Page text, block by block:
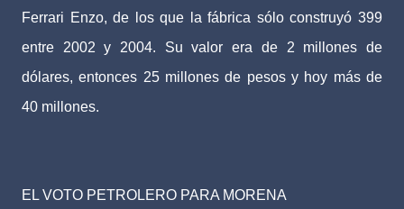
Ferrari Enzo, de los que la fábrica sólo construyó 399
entre 2002 y 2004. Su valor era de 2 millones de
dólares, entonces 25 millones de pesos y hoy más de
40 millones.
EL VOTO PETROLERO PARA MORENA